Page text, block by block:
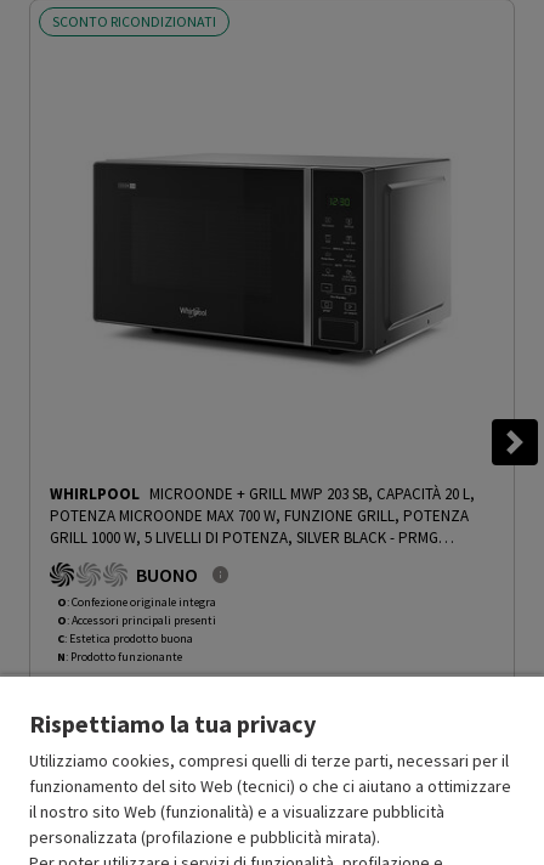
SCONTO RICONDIZIONATI
WHIRLPOOL MICROONDE + GRILL MWP 203 SB, CAPACITÀ 20 L,
POTENZA MICROONDE MAX 700 W, FUNZIONE GRILL, POTENZA
GRILL 1000 W, 5 LIVELLI DI POTENZA, SILVER BLACK - PRMG
GRADING OOCN - 15%
BUONO
O: Confezione originale integra
O: Accessori principali presenti
C: Estetica prodotto buona
N: Prodotto funzionante
Ricondizionato Prezzo ridotto da
110.49a-30%
In Promozione 77.34
Aggiungi al carrello
Rispettiamo la tua privacy
Utilizziamo cookies, compresi quelli di terze parti, necessari per il
funzionamento del sito Web (tecnici) o che ci aiutano a ottimizzare
il nostro sito Web (funzionalità) e a visualizzare pubblicità
personalizzata (profilazione e pubblicità mirata).